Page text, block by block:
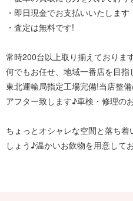
・即日現金でお支払いいたします
・査定は無料です!
常時200台以上取り揃えておりま
何でもお任せ、地域一番店を目指
東北運輸局指定工場完備!当店整
アフター致します♪車検・修理の
ちょっとオシャレな空間と落ち
しょう♪温かいお飲物を用意して